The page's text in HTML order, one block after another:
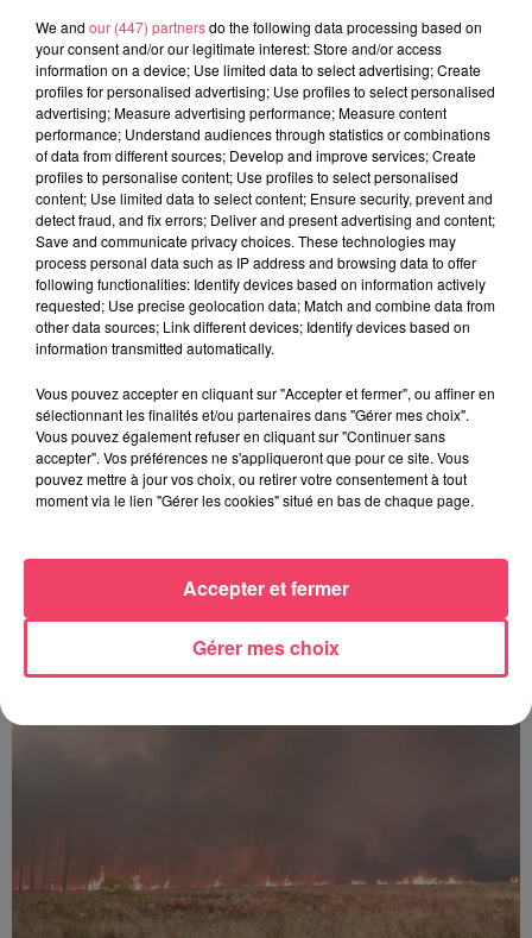
31 juillet 2026
COMBRÉE. AGRESSIONS SEXUELLES À L'ANCIEN COLLÈGE : UN
HOMME ENTENDU...
SEGRÉ. ATTAQUE À L'ARME BLANCHE : L'AGRESSEUR INTERPELLÉ,
LE...
We and our (447) partnersdo the following data processing based on
your consent and/or our legitimate interest: Store and/or access
information on a device; Use limited data to select advertising; Create
profiles for personalised advertising; Use profiles to select personalised
advertising; Measure advertising performance; Measure content
performance; Understand audiences through statistics or combinations
of data from different sources; Develop and improve services; Create
profiles to personalise content; Use profiles to select personalised
content; Use limited data to select content; Ensure security, prevent and
detect fraud, and fix errors; Deliver and present advertising and content;
Save and communicate privacy choices. These technologies may
process personal data such as IP address and browsing data to offer
following functionalities: Identify devices based on information actively
requested; Use precise geolocation data; Match and combine data from
other data sources; Link different devices; Identify devices based on
information transmitted automatically.
Vous pouvez accepter en cliquant sur "Accepter et fermer", ou affiner en
sélectionnant les finalités et/ou partenaires dans "Gérer mes choix".
Vous pouvez également refuser en cliquant sur "Continuer sans
accepter". Vos préférences ne s'appliqueront que pour ce site. Vous
pouvez mettre à jour vos choix, ou retirer votre consentement à tout
moment via le lien "Gérer les cookies" situé en bas de chaque page.
Gérer mes choix
Accepter et fermer